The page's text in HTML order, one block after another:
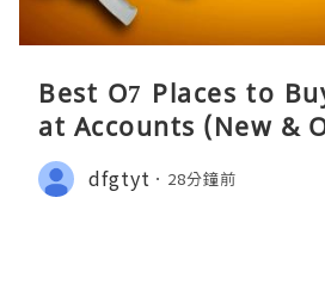
Best O7 Places to
at Accounts (New &
dfgtyt 28分鐘前